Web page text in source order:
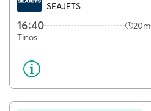
SEAJETS
16:40 20m
Tinos